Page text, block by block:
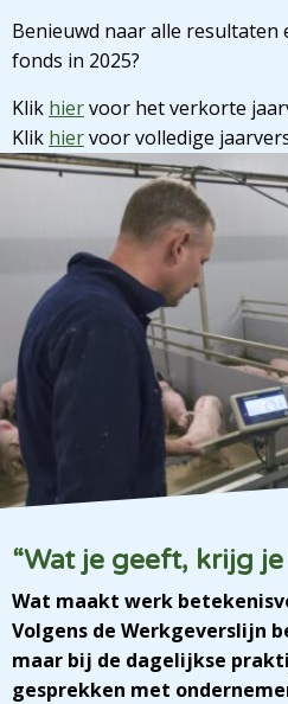
Benieuwd naar alle resultaten
fonds in 2025?
Klik hiervoor het verkorte
Klik hiervoor volledige
“Wat je geeft, krijg
Wat maakt werk
Volgens de Werkgeverslijn
maar bij de dagelijkse
gesprekken met